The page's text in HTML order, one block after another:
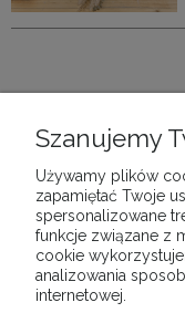
Szanujemy
Używamy plików
zapamiętać Twoje
spersonalizowane
funkcje związane z
cookie
analizowania
internetowej.